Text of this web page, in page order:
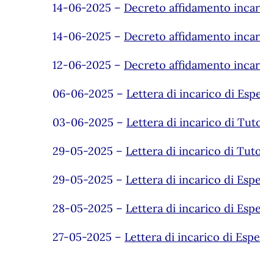
14-06-2025 – Decreto affidamento
14-06-2025 – Decreto affidamento
12-06-2025 – Decreto affidamento
06-06-2025 – Lettera di incarico di
03-06-2025 – Lettera di incarico di
29-05-2025 – Lettera di incarico di
29-05-2025 – Lettera di incarico di
28-05-2025 – Lettera di incarico di
27-05-2025 – Lettera di incarico di